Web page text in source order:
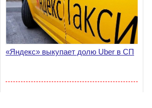
«Яндекс» выкупает долю Uber в СП